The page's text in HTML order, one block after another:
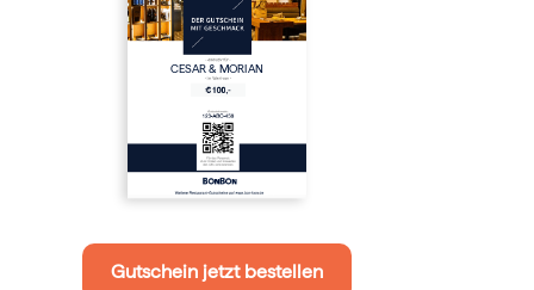
CESAR & MORIAN
Gutschein jetzt bestellen